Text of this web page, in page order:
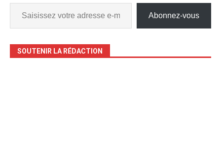
Abonnez-vous
SOUTENIR LA RÉDACTION